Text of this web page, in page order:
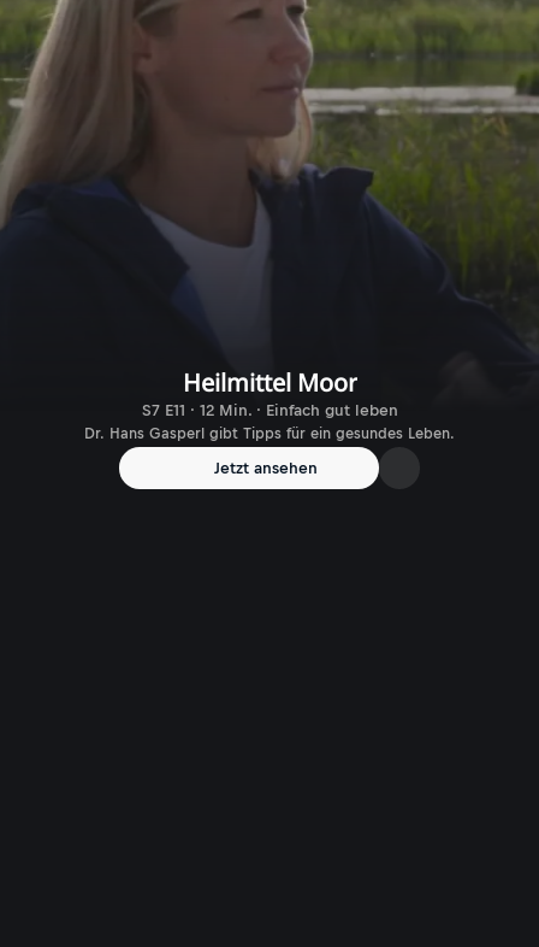
Heilmittel Moor
S7 E11 · 12 Min. · Einfach gut leben
Dr. Hans Gasperl gibt Tipps für ein gesundes Leben.
Jetzt ansehen